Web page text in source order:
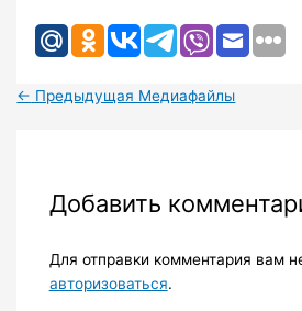
← Предыдущая Медиафайлы
Добавить
Для отправки комментария вам
авторизоваться.